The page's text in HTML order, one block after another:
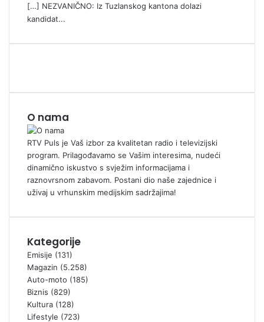
[…] NEZVANIČNO: Iz Tuzlanskog kantona dolazi
kandidat...
O nama
RTV Puls je Vaš izbor za kvalitetan radio i televizijski
program. Prilagođavamo se Vašim interesima, nudeći
dinamično iskustvo s svježim informacijama i
raznovrsnom zabavom. Postani dio naše zajednice i
uživaj u vrhunskim medijskim sadržajima!
Kategorije
Emisije (131)
Magazin (5.258)
Auto-moto (185)
Biznis (829)
Kultura (128)
Lifestyle (723)